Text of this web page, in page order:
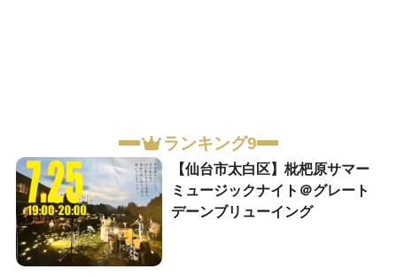
ランキング9
【仙台市太白区】枇杷原サマー
ミュージックナイト＠グレート
デーンブリューイング